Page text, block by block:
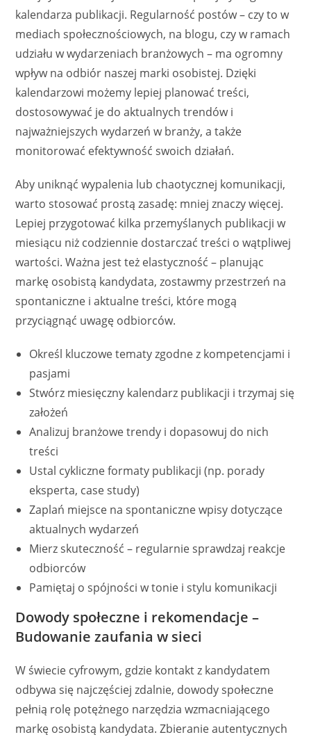
kalendarza publikacji. Regularność postów – czy to w
mediach społecznościowych, na blogu, czy w ramach
udziału w wydarzeniach branżowych – ma ogromny
wpływ na odbiór naszej marki osobistej. Dzięki
kalendarzowi możemy lepiej planować treści,
dostosowywać je do aktualnych trendów i
najważniejszych wydarzeń w branży, a także
monitorować efektywność swoich działań.
Aby uniknąć wypalenia lub chaotycznej komunikacji,
warto stosować prostą zasadę: mniej znaczy więcej.
Lepiej przygotować kilka przemyślanych publikacji w
miesiącu niż codziennie dostarczać treści o wątpliwej
wartości. Ważna jest też elastyczność – planując
markę osobistą kandydata, zostawmy przestrzeń na
spontaniczne i aktualne treści, które mogą
przyciągnąć uwagę odbiorców.
Określ kluczowe tematy zgodne z kompetencjami i
pasjami
Stwórz miesięczny kalendarz publikacji i trzymaj się
założeń
Analizuj branżowe trendy i dopasowuj do nich
treści
Ustal cykliczne formaty publikacji (np. porady
eksperta, case study)
Zaplań miejsce na spontaniczne wpisy dotyczące
aktualnych wydarzeń
Mierz skuteczność – regularnie sprawdzaj reakcje
odbiorców
Pamiętaj o spójności w tonie i stylu komunikacji
Dowody społeczne i rekomendacje –
Budowanie zaufania w sieci
W świecie cyfrowym, gdzie kontakt z kandydatem
odbywa się najczęściej zdalnie, dowody społeczne
pełnią rolę potężnego narzędzia wzmacniającego
markę osobistą kandydata. Zbieranie autentycznych